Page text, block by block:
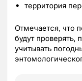
территория
Отмечается, что
будут проверять,
учитывать